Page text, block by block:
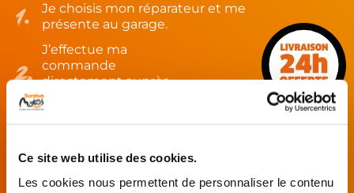
Ce site web utilise des cookies.
Les cookies nous permettent de personnaliser le contenu
Je choisis mon réparateur et me
présente au garage.
J’effectue ma
commande
directement auprès
du réparateur.
Mes pièces sont livrées et